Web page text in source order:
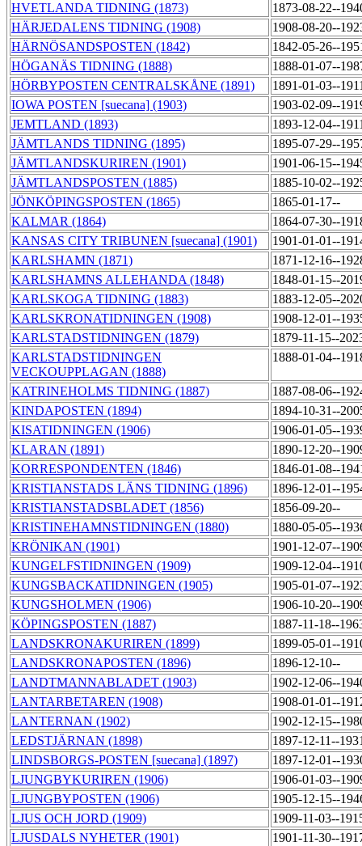
HVETLANDA TIDNING (1873)
1873-08-22--
HÄRJEDALENS TIDNING (1908)
1908-08-20--
HÄRNÖSANDSPOSTEN (1842)
1842-05-26--
HÖGANÄS TIDNING (1888)
1888-01-07--
HÖRBYPOSTEN CENTRALSKÅNE (1891)
1891-01-03--
IOWA POSTEN [suecana] (1903)
1903-02-09--
JEMTLAND (1893)
1893-12-04--
JÄMTLANDS TIDNING (1895)
1895-07-29--
JÄMTLANDSKURIREN (1901)
1901-06-15--
JÄMTLANDSPOSTEN (1885)
1885-10-02--
JÖNKÖPINGSPOSTEN (1865)
1865-01-17--
KALMAR (1864)
1864-07-30--
KANSAS CITY TRIBUNEN [suecana] (1901)
1901-01-01--
KARLSHAMN (1871)
1871-12-16--
KARLSHAMNS ALLEHANDA (1848)
1848-01-15--
KARLSKOGA TIDNING (1883)
1883-12-05--
KARLSKRONATIDNINGEN (1908)
1908-12-01--
KARLSTADSTIDNINGEN (1879)
1879-11-15--
KARLSTADSTIDNINGEN
VECKOUPPLAGAN (1888)
1888-01-04--
KATRINEHOLMS TIDNING (1887)
1887-08-06--
KINDAPOSTEN (1894)
1894-10-31--
KISATIDNINGEN (1906)
1906-01-05--
KLARAN (1891)
1890-12-20--
KORRESPONDENTEN (1846)
1846-01-08--
KRISTIANSTADS LÄNS TIDNING (1896)
1896-12-01--
KRISTIANSTADSBLADET (1856)
1856-09-20--
KRISTINEHAMNSTIDNINGEN (1880)
1880-05-05--
KRÖNIKAN (1901)
1901-12-07--
KUNGELFSTIDNINGEN (1909)
1909-12-04--
KUNGSBACKATIDNINGEN (1905)
1905-01-07--
KUNGSHOLMEN (1906)
1906-10-20--
KÖPINGSPOSTEN (1887)
1887-11-18--
LANDSKRONAKURIREN (1899)
1899-05-01--
LANDSKRONAPOSTEN (1896)
1896-12-10--
LANDTMANNABLADET (1903)
1902-12-06--
LANTARBETAREN (1908)
1908-01-01--
LANTERNAN (1902)
1902-12-15--
LEDSTJÄRNAN (1898)
1897-12-11--
LINDSBORGS-POSTEN [suecana] (1897)
1897-12-01--
LJUNGBYKURIREN (1906)
1906-01-03--
LJUNGBYPOSTEN (1906)
1905-12-15--
LJUS OCH JORD (1909)
1909-11-03--
LJUSDALS NYHETER (1901)
1901-11-30--